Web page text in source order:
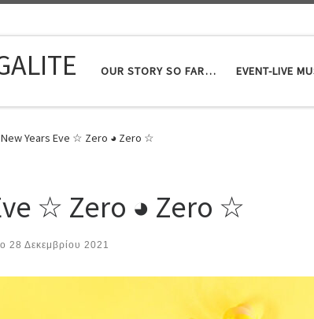
OUR STORY SO FAR… EVENT-LIVE
New Years Eve ☆ Zero ◕ Zero ☆
☆ Zero ◕ Zero ☆
28 Δεκεμβρίου 2021